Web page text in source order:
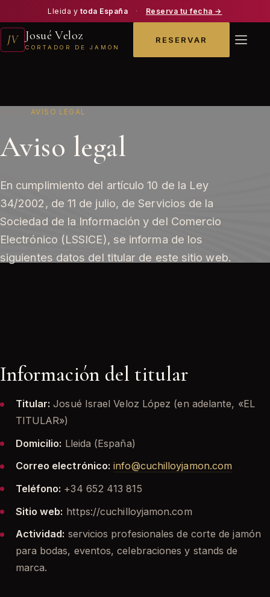
Lleida y toda España · Reserva tu fecha →
JV Josué Veloz
CORTADOR DE JAMÓN
RESERVAR
AVISO LEGAL
Aviso legal
En cumplimiento del artículo 10 de la Ley
34/2002, de 11 de julio, de Servicios de la
Sociedad de la Información y del Comercio
Electrónico (LSSICE), se informa de los
siguientes datos del titular de este sitio web.
Información del titular
Titular: Josué Israel Veloz López (en adelante, «EL
TITULAR»)
Domicilio: Lleida (España)
Correo electrónico: info@cuchilloyjamon.com
Teléfono: +34 652 413 815
Sitio web: https://cuchilloyjamon.com
Actividad: servicios profesionales de corte de jamón
para bodas, eventos, celebraciones y stands de
marca.